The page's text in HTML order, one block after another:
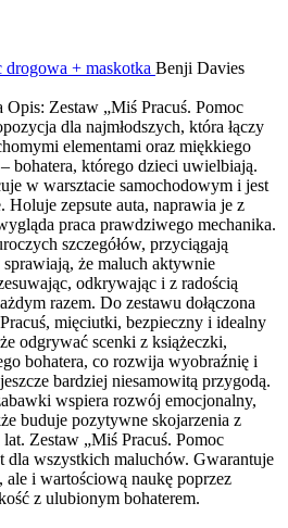
drogowa + maskotka Benji Davies
Opis: Zestaw „Miś Pracuś. Pomoc
dla najmłodszych, która łączy
elementami oraz miękkiego
bohatera, którego dzieci uwielbiają.
w warsztacie samochodowym i jest
Holuje zepsute auta, naprawia je z
praca prawdziwego mechanika.
szczegółów, przyciągają
że maluch aktywnie
odkrywając i z radością
razem. Do zestawu dołączona
mięciutki, bezpieczny i idealny
odgrywać scenki z książeczki,
bohatera, co rozwija wyobraźnię i
bardziej niesamowitą przygodą.
wspiera rozwój emocjonalny,
buduje pozytywne skojarzenia z
Zestaw „Miś Pracuś. Pomoc
dla wszystkich maluchów. Gwarantuje
ale i wartościową naukę poprzez
z ulubionym bohaterem.